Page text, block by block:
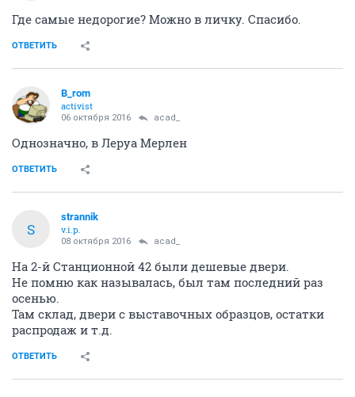
Где самые недорогие? Можно в личку. Спасибо.
ОТВЕТИТЬ
B_rom
activist
06 октября 2016 acad_
Однозначно, в Леруа Мерлен
ОТВЕТИТЬ
S
strannik
v.i.p.
08 октября 2016 acad_
На 2-й Станционной 42 были дешевые двери.
Не помню как называлась, был там последний раз
осенью.
Там склад, двери с выставочных образцов, остатки
распродаж и т.д.
ОТВЕТИТЬ